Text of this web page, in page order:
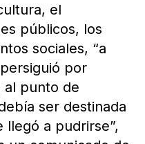
el
públicos, los
sociales, “a
por
al punto de
ser destinada
llegó a pudrirse”,